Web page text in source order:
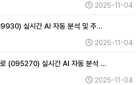
2025-11-04
실시간 AI 자동 분석 및 주…
2025-11-04
로 (095270) 실시간 AI 자동 분석 …
2025-11-04